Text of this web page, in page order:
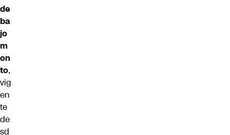
de
ba
jo
m
on
to,
vig
en
te
de
sd